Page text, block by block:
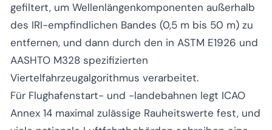
gefiltert, um Wellenlängenkomponenten außerhalb
des IRI-empfindlichen Bandes (0,5 m bis 50 m) zu
entfernen, und dann durch den in ASTM E1926 und
AASHTO M328 spezifizierten
Viertelfahrzeugalgorithmus verarbeitet.
Für Flughafenstart- und -landebahnen legt ICAO
Annex 14 maximal zulässige Rauheitswerte fest, und